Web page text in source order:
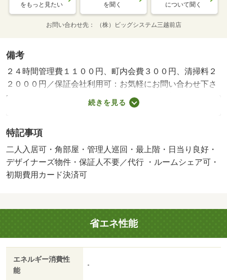
をもっと見たい を聞く について聞く
お問い合わせ先 （株）ビッグシステム三越前店
備考
２４時間管理費１１００円、町内会費３００円、清掃料２
２０００円／保証会社利用可：お気軽にお問い合わせ下さ
いませ☆／単身者可／二人入居可／子供可／初期費用クレ
ジット決済可能☆／バストイレ別／バルコニー／エアコン
付洗面台／ＴＶインターホン／オートロック／室内洗濯置
／陽当り良好／シューズボックス／システムキッチン／角
住戸／温水洗浄便座／脱衣所／エレベーター／洗面所独立
／洗面化粧台／２口コンロ／駐輪場／宅配ボックス／ＣＡ
クインクロゼット／灯油暖房／保証人不要／ＣＡＴＶイン
ターネット／二人入居相談／全居室フローリング／デザイ
ナーズ／ＣＳ／ネット専用回線／２４時間換気システム／
外壁コンクリート／ルームシェア相談／学生相談／３駅以
上利用可／路面電車沿線／駅徒歩５分以内／敷地内ごみ置
き場／平面駐車場／シャワールーム／ＢＳ／高速ネット対
続きを見る
特記事項
二人入居可・角部屋・管理人巡回・最上階・日当り良好・
デザイナーズ物件・保証人不要／代行 ・ルームシェア可・
初期費用カード決済可
省エネ性能
エネルギー消費性
能
-